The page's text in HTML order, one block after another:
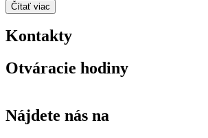
Čítať viac
Kontakty
Otváracie hodiny
Nájdete nás na